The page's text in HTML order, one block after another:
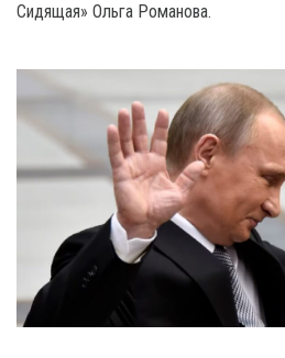
Сидящая» Ольга Романова.